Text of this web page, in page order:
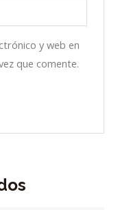
y web en
que comente.